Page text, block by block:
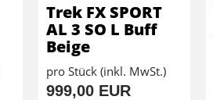
Trek FX SPORT
AL 3 SO L Buff
Beige
pro Stück (inkl. MwSt.)
999,00 EUR